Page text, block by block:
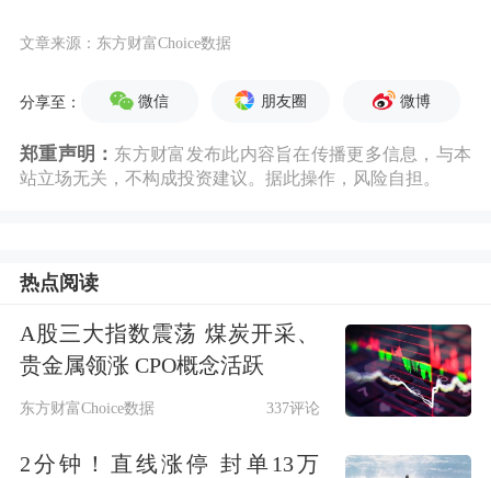
文章来源：东方财富Choice数据
分享至： 微信 朋友圈 微博
郑重声明： 东方财富发布此内容旨在传播更多信息，与本
站立场无关，不构成投资建议。据此操作，风险自担。
热点阅读
A股三大指数震荡 煤炭开采、
贵金属领涨 CPO概念活跃
东方财富Choice数据 337评论
2分钟！直线涨停 封单13万